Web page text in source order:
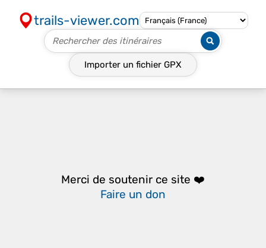
trails-viewer.com
Importer un fichier GPX
Merci de soutenir ce site ❤️
Faire un don